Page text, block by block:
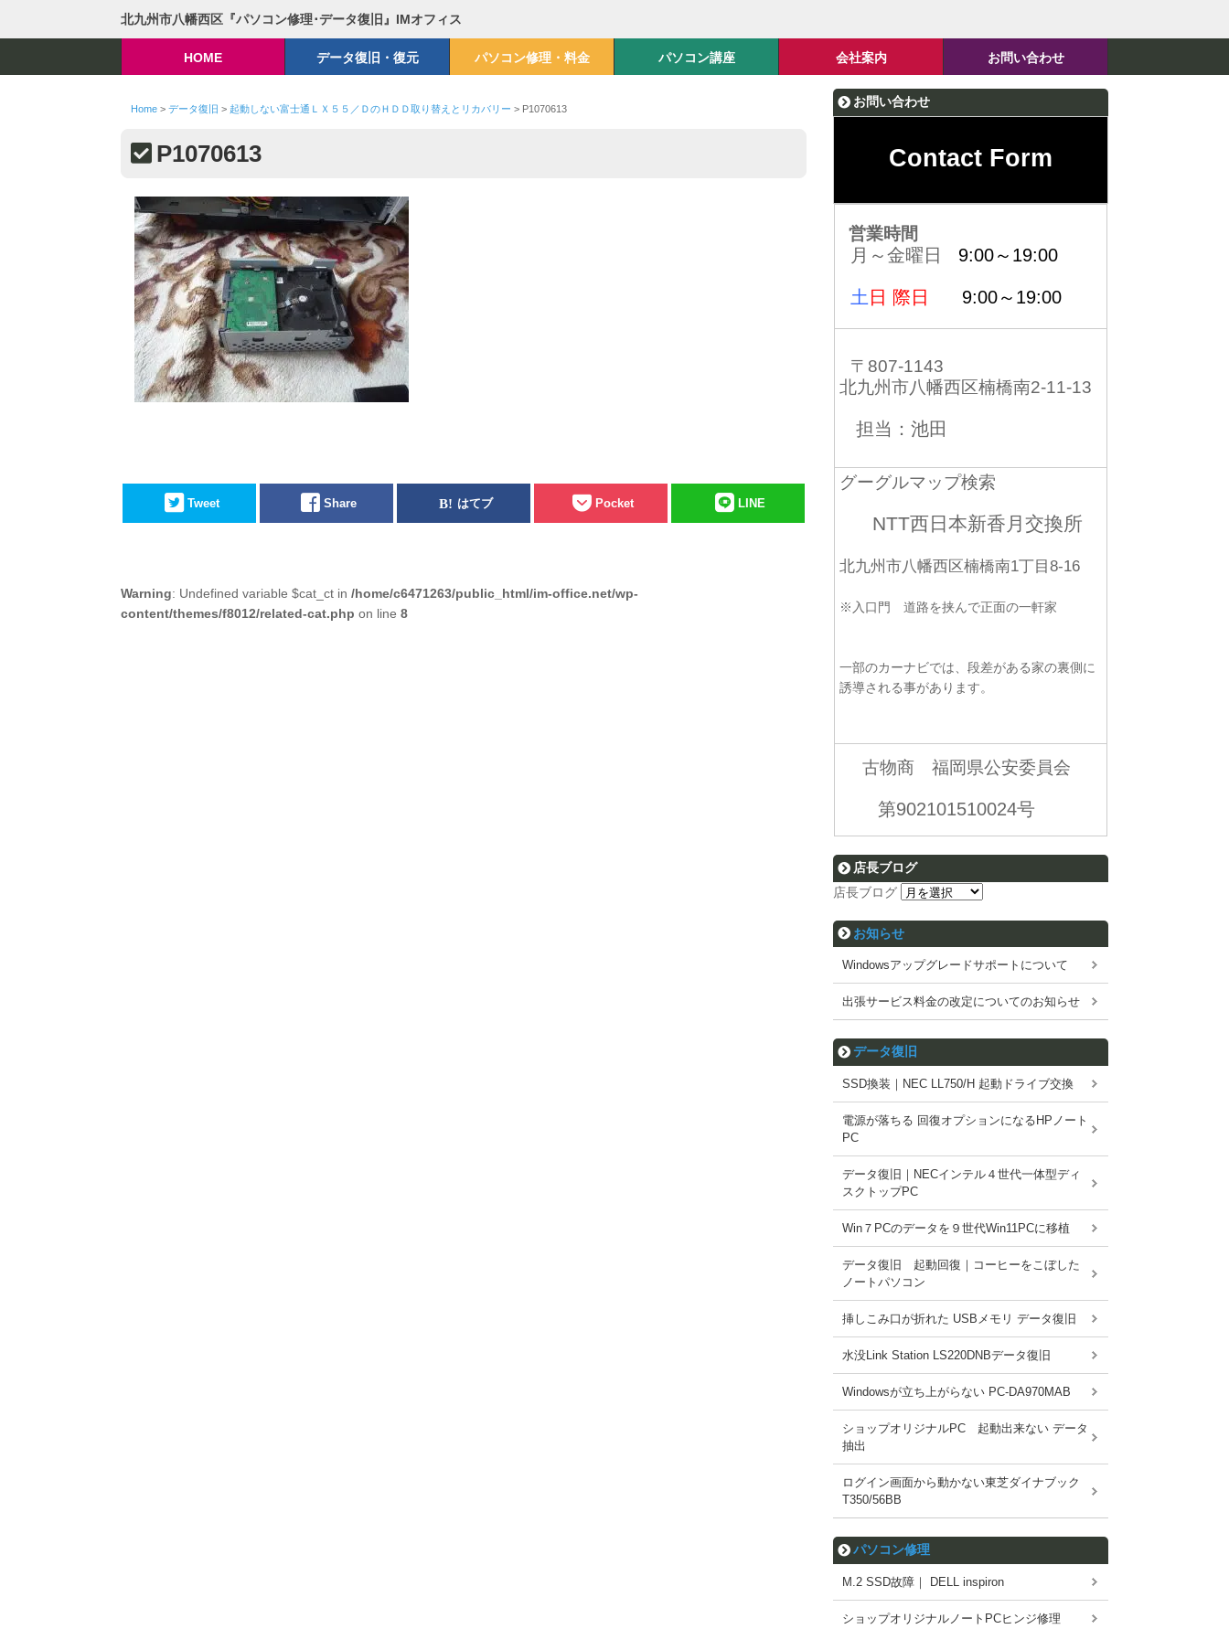
北九州市八幡西区『パソコン修理･データ復旧』IMオフィス
HOME データ復旧・復元 パソコン修理・料金 パソコン講座 会社案内 お問い合わせ
Home> データ復旧 > 起動しない富士通ＬＸ５５／ＤのＨＤＤ取り替えとリカバリー > P1070613
P1070613
Tweet Share はてブ Pocket LINE
Warning: Undefined variable $cat_ct in /home/c6471263/public_html/im-office.net/wp-
content/themes/f8012/related-cat.php on line 8
お問い合わせ
Contact Form
営業時間
月～金曜日 9:00～19:00
土 日 際日 9:00～19:00
〒807-1143
北九州市八幡西区楠橋南2-11-13
担当：池田
グーグルマップ検索
NTT西日本新香月交換所
北九州市八幡西区楠橋南1丁目8-16
※入口門 道路を挟んで正面の一軒家
一部のカーナビでは、段差がある家の裏側に
誘導される事があります。
古物商 福岡県公安委員会
第902101510024号
店長ブログ
店長ブログ
お知らせ
Windowsアップグレードサポートについて
出張サービス料金の改定についてのお知らせ
データ復旧
SSD換装｜NEC LL750/H 起動ドライブ交換
電源が落ちる 回復オプションになるHPノート
PC
データ復旧｜NECインテル４世代一体型ディ
スクトップPC
Win７PCのデータを９世代Win11PCに移植
データ復旧 起動回復｜コーヒーをこぼした
ノートパソコン
挿しこみ口が折れた USBメモリ データ復旧
水没Link Station LS220DNBデータ復旧
Windowsが立ち上がらない PC-DA970MAB
ショップオリジナルPC 起動出来ない データ
抽出
ログイン画面から動かない東芝ダイナブック
T350/56BB
パソコン修理
M.2 SSD故障｜ DELL inspiron
ショップオリジナルノートPCヒンジ修理